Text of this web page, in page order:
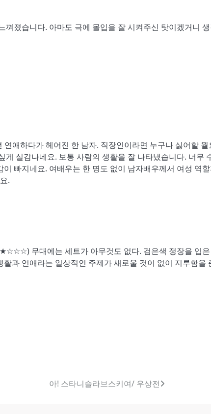
졌습니다. 아마도 극에 몰입을 잘 시켜주신 탓이겠거니
애하다가 헤어진 한 남자. 직장인이라면 누구나 싫어할
게 실감나네요. 보통 사람의 생활을 잘 나타냈습니다. 너무
빠지네요. 여배우는 한 명도 없이 남자배우께서 여성 역
.
무대에는 세트가 아무것도 없다. 검은색 정장을 입
과 연애라는 일상적인 주제가 새로울 것이 없이 지루함을
아! 스타니슬라브스키여/ 우상전